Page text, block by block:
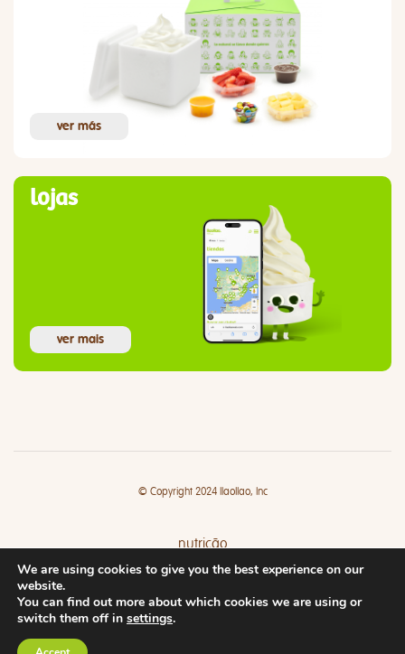
ver más
lojas
ver mais
© Copyright 2024 llaollao, Inc
nutrição
lojas
We are using cookies to give you the best experience on our
website.
You can find out more about which cookies we are using or
switch them off in settings.